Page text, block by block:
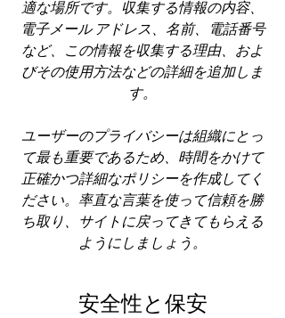
適な場所です。収集する情報の内容、
電子メール アドレス、名前、電話番号
など、この情報を収集する理由、およ
びその使用方法などの詳細を追加しま
す。
ユーザーのプライバシーは組織にとっ
て最も重要であるため、時間をかけて
正確かつ詳細なポリシーを作成してく
ださい。率直な言葉を使って信頼を勝
ち取り、サイトに戻ってきてもらえる
ようにしましょう。
安全性と保安